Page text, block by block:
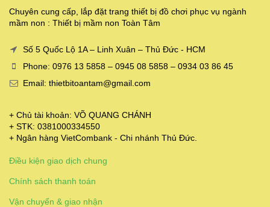
Chuyên cung cấp, lắp đặt trang thiết bị đồ chơi phục vụ ngành
mầm non : Thiết bị mầm non Toàn Tâm
Số 5 Quốc Lộ 1A – Linh Xuân – Thủ Đức - HCM
Phone: 0976 13 5858 – 0945 08 5858 – 0934 03 86 45
Email: thietbitoantam@gmail.com
+ Chủ tài khoản: VÕ QUANG CHÁNH
+ STK: 0381000334550
+ Ngân hàng VietCombank - Chi nhánh Thủ Đức.
Điều kiện giao dịch chung
Chính sách thanh toán
Vận chuyển & giao nhận